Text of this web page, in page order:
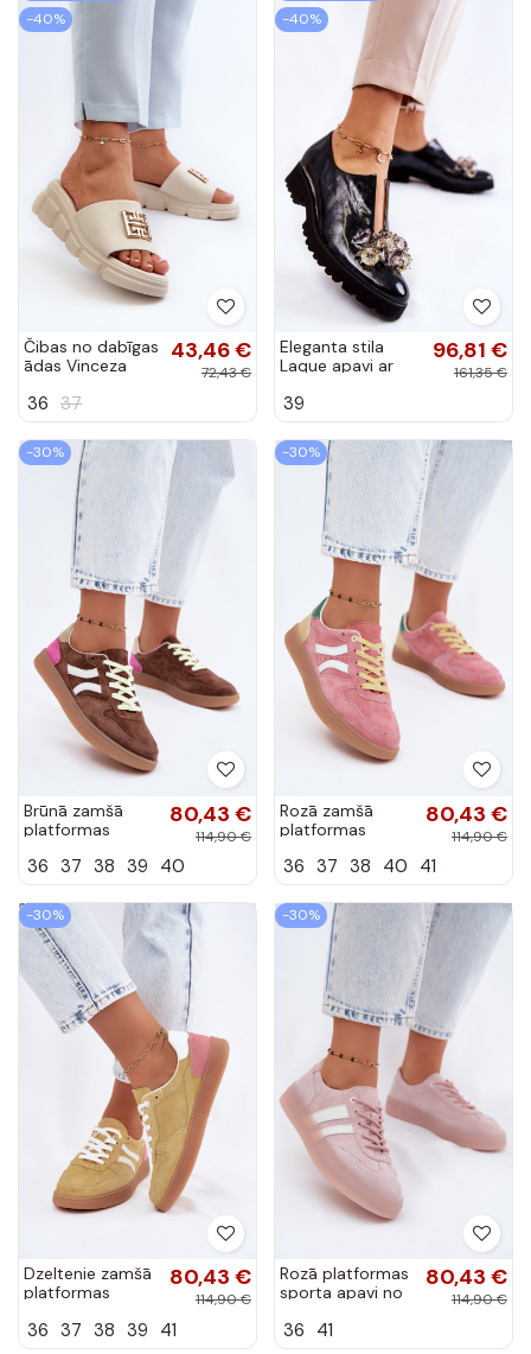
-40%
Čibas no dabīgas
ādas Vinceza
43,46 €
72,43 €
36 37
-40%
Eleganta stila
Laque apavi ar
Pelēkas krāsas
96,81 €
161,35 €
39
-30%
Brūnā zamšā
platformas
Coressa
80,43 €
114,90 €
36 37 38 39 40
-30%
Rozā zamšā
platformas
Coressa
80,43 €
114,90 €
36 37 38 40 41
-30%
Dzeltenie zamšā
platformas
Coressa
80,43 €
114,90 €
36 37 38 39 41
-30%
Rozā platformas
sporta apavi no
Coralia
80,43 €
114,90 €
36 41